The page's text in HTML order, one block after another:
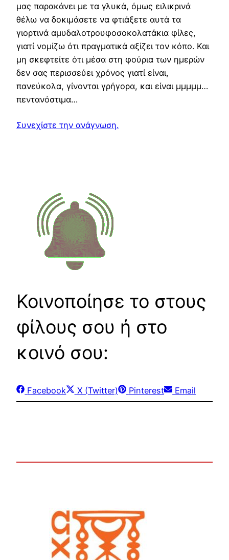
μας παρακάνει με τα γλυκά, όμως ειλικρινά
θέλω να δοκιμάσετε να φτιάξετε αυτά τα
γιορτινά αμυδαλοτρουφοσοκολατάκια φίλες,
γιατί νομίζω ότι πραγματικά αξίζει τον κόπο. Και
μη σκεφτείτε ότι μέσα στη φούρια των ημερών
δεν σας περισσεύει χρόνος γιατί είναι,
πανεύκολα, γίνονται γρήγορα, και είναι μμμμμ…
πεντανόστιμα…
Συνεχίστε την ανάγνωση.
Κοινοποίησε το στους
φίλους σου ή στο
κοινό σου:
Share
on
Facebook
Share
on
X (Twitter)
Share
on
Pinterest
Share
on
Email